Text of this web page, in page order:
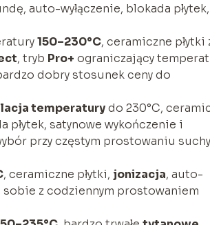
auto-wyłączenie, blokada płytek,
150–230°C, ceramiczne płytki
, tryb Pro+ ograniczający
dobry stosunek ceny do
temperaturydo 230°C,
płytek, satynowe wykończenie i
przy częstym prostowaniu
, ceramiczne płytki, jonizacja, auto-
sobie z codziennym prostowaniem